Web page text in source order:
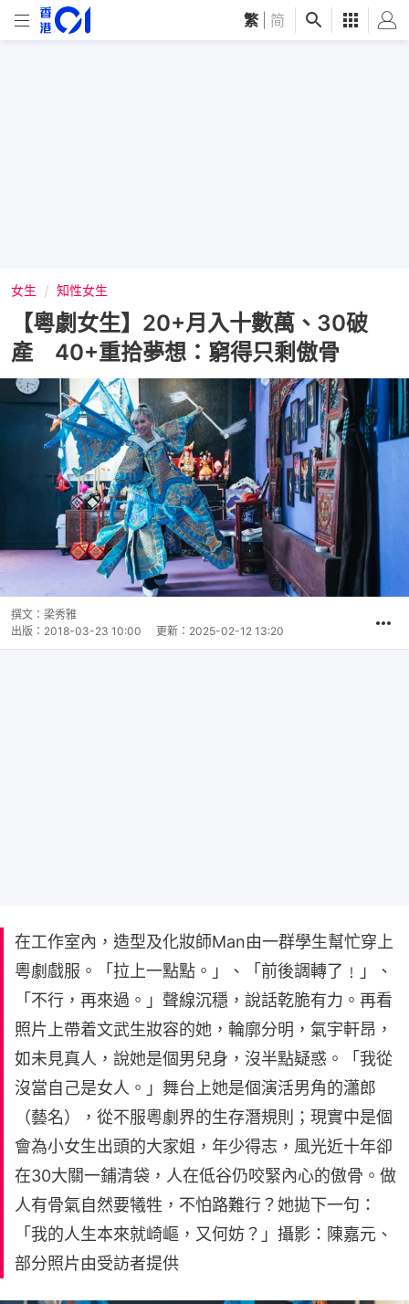
繁 简
女生 知性女生
【粵劇女生】20+月入十數萬、30破
產 40+重拾夢想：窮得只剩傲骨
撰文： 梁秀雅
出版： 2018-03-23 10:00 更新： 2025-02-12 13:20
在工作室內，造型及化妝師Man由一群學生幫忙穿上
粵劇戲服。「拉上一點點。」、「前後調轉了﹗」、
「不行，再來過。」聲線沉穩，說話乾脆有力。再看
照片上帶着文武生妝容的她，輪廓分明，氣宇軒昂，
如未見真人，說她是個男兒身，沒半點疑惑。「我從
沒當自己是女人。」舞台上她是個演活男角的瀟郎
（藝名），從不服粵劇界的生存潛規則；現實中是個
會為小女生出頭的大家姐，年少得志，風光近十年卻
在30大關一鋪清袋，人在低谷仍咬緊內心的傲骨。做
人有骨氣自然要犧牲，不怕路難行？她拋下一句：
「我的人生本來就崎嶇，又何妨？」攝影：陳嘉元、
部分照片由受訪者提供